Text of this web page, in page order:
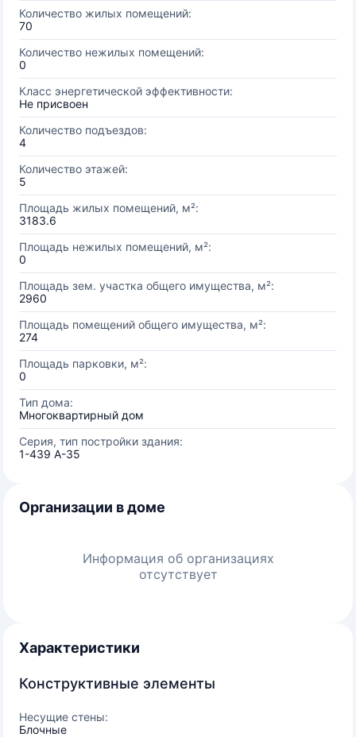
Количество жилых помещений:
70
Количество нежилых помещений:
0
Класс энергетической эффективности:
Не присвоен
Количество подъездов:
4
Количество этажей:
5
Площадь жилых помещений, м²:
3183.6
Площадь нежилых помещений, м²:
0
Площадь зем. участка общего имущества, м²:
2960
Площадь помещений общего имущества, м²:
274
Площадь парковки, м²:
0
Тип дома:
Многоквартирный дом
Серия, тип постройки здания:
1-439 А-35
Организации в доме
Информация об организациях
отсутствует
Характеристики
Конструктивные элементы
Несущие стены:
Блочные